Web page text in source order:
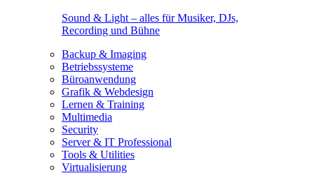
Sound & Light – alles für Musiker, DJs,
Recording und Bühne
Backup & Imaging
Betriebssysteme
Büroanwendung
Grafik & Webdesign
Lernen & Training
Multimedia
Security
Server & IT Professional
Tools & Utilities
Virtualisierung